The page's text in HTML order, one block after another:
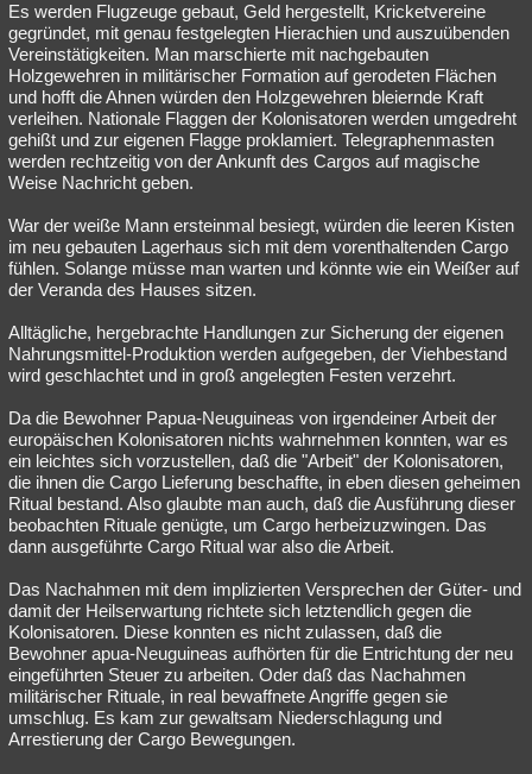
Es werden Flugzeuge gebaut, Geld hergestellt, Kricketvereine
gegründet, mit genau festgelegten Hierachien und auszuübenden
Vereinstätigkeiten. Man marschierte mit nachgebauten
Holzgewehren in militärischer Formation auf gerodeten Flächen
und hofft die Ahnen würden den Holzgewehren bleiernde Kraft
verleihen. Nationale Flaggen der Kolonisatoren werden umgedreht
gehißt und zur eigenen Flagge proklamiert. Telegraphenmasten
werden rechtzeitig von der Ankunft des Cargos auf magische
Weise Nachricht geben.
War der weiße Mann ersteinmal besiegt, würden die leeren Kisten
im neu gebauten Lagerhaus sich mit dem vorenthaltenden Cargo
fühlen. Solange müsse man warten und könnte wie ein Weißer auf
der Veranda des Hauses sitzen.
Alltägliche, hergebrachte Handlungen zur Sicherung der eigenen
Nahrungsmittel-Produktion werden aufgegeben, der Viehbestand
wird geschlachtet und in groß angelegten Festen verzehrt.
Da die Bewohner Papua-Neuguineas von irgendeiner Arbeit der
europäischen Kolonisatoren nichts wahrnehmen konnten, war es
ein leichtes sich vorzustellen, daß die "Arbeit" der Kolonisatoren,
die ihnen die Cargo Lieferung beschaffte, in eben diesen geheimen
Ritual bestand. Also glaubte man auch, daß die Ausführung dieser
beobachten Rituale genügte, um Cargo herbeizuzwingen. Das
dann ausgeführte Cargo Ritual war also die Arbeit.
Das Nachahmen mit dem implizierten Versprechen der Güter- und
damit der Heilserwartung richtete sich letztendlich gegen die
Kolonisatoren. Diese konnten es nicht zulassen, daß die
Bewohner apua-Neuguineas aufhörten für die Entrichtung der neu
eingeführten Steuer zu arbeiten. Oder daß das Nachahmen
militärischer Rituale, in real bewaffnete Angriffe gegen sie
umschlug. Es kam zur gewaltsam Niederschlagung und
Arrestierung der Cargo Bewegungen.